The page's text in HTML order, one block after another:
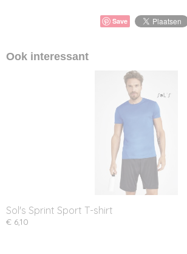
Save
Ook interessant
Sol's Sprint Sport T-shirt
€ 6,10